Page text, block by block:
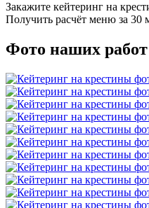
Закажите кейтеринг на
Получить расчёт меню за 30
Фото наших работ